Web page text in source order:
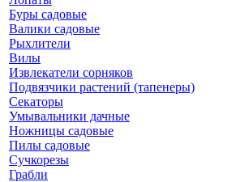
Буры садовые
Валики садовые
Рыхлители
Вилы
Извлекатели сорняков
Подвязчики растений (тапенеры)
Секаторы
Умывальники дачные
Ножницы садовые
Пилы садовые
Сучкорезы
Грабли